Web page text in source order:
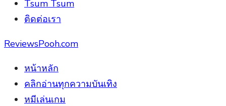
Tsum Tsum
ติดต่อเรา
ReviewsPooh.com
หน้าหลัก
คลิกอ่านทุกความบันเทิง
หมีเล่นเกม